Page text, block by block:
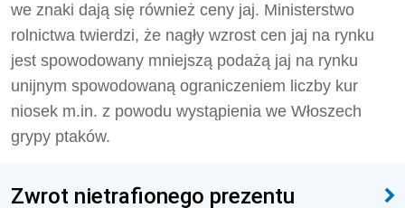
we znaki dają się również ceny jaj. Ministerstwo
rolnictwa twierdzi, że nagły wzrost cen jaj na rynku
jest spowodowany mniejszą podażą jaj na rynku
unijnym spowodowaną ograniczeniem liczby kur
niosek m.in. z powodu wystąpienia we Włoszech
grypy ptaków.
Zwrot nietrafionego prezentu